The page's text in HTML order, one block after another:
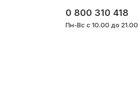
0 800 310 418
Пн-Вс с 10.00 до 21.00